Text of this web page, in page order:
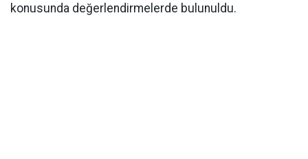
konusunda değerlendirmelerde bulunuldu.